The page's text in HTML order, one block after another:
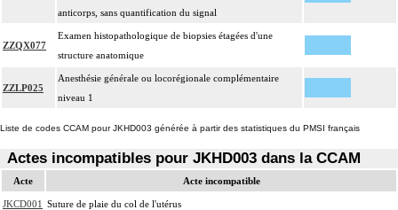
anticorps, sans quantification du signal
ZZQX077
Examen histopathologique de biopsies étagées d'une
structure anatomique
ZZLP025
Anesthésie générale ou locorégionale complémentaire
niveau 1
Liste de codes CCAM pour JKHD003 générée à partir des statistiques du PMSI français
Actes incompatibles pour JKHD003 dans la CCAM
Acte Acte incompatible
JKCD001 Suture de plaie du col de l'utérus